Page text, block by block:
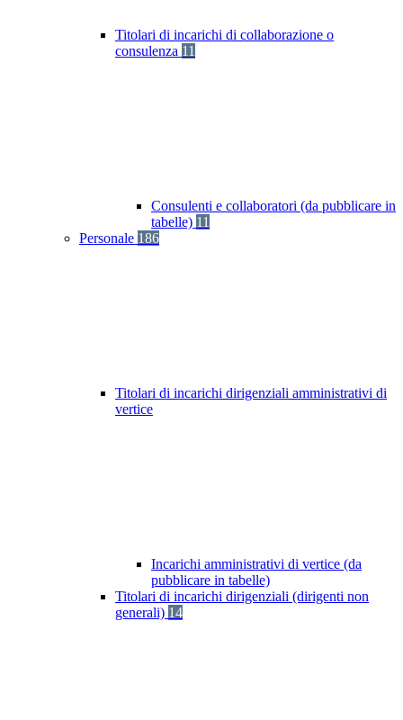
Titolari di incarichi di collaborazione o
consulenza 11
Consulenti e collaboratori (da pubblicare in
tabelle) 11
Personale 186
Titolari di incarichi dirigenziali amministrativi di
vertice
Incarichi amministrativi di vertice (da
pubblicare in tabelle)
Titolari di incarichi dirigenziali (dirigenti non
generali) 14